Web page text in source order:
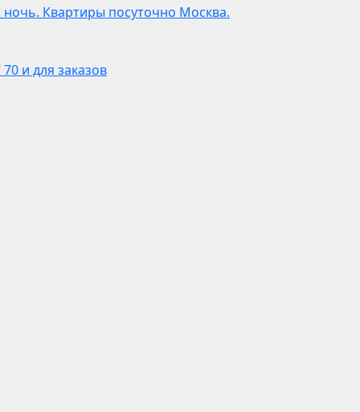
Квартиры посуточно Москва.
и для заказов